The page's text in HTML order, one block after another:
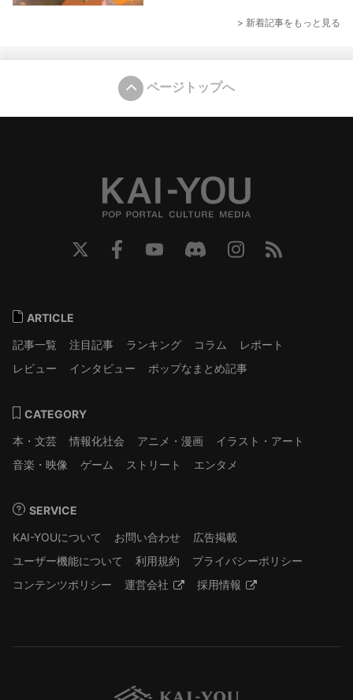
> 新着記事をもっと見る
ページトップへ
ARTICLE
記事一覧
注目記事 ランキング コラム
レポート
レビュー
インタビュー ポップなまとめ記事
CATEGORY
本・文芸
情報化社会 アニメ・漫画
イラスト・アート
音楽・映像
ゲーム ストリート エンタメ
SERVICE
KAI-YOUについて
お問い合わせ
広告掲載
ユーザー機能について
利用規約
プライバシーポリシー
コンテンツポリシー
運営会社 採用情報